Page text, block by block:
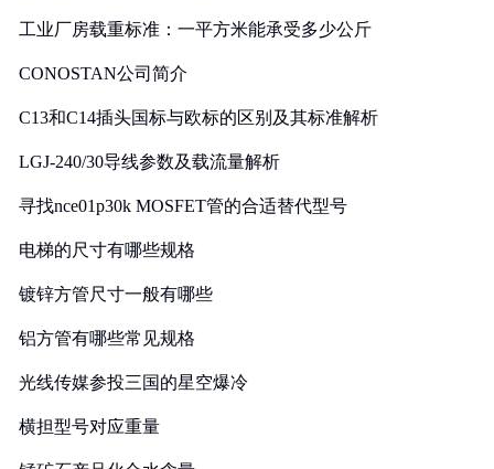
工业厂房载重标准：一平方米能承受多少公斤
CONOSTAN公司简介
C13和C14插头国标与欧标的区别及其标准解析
LGJ-240/30导线参数及载流量解析
寻找nce01p30k MOSFET管的合适替代型号
电梯的尺寸有哪些规格
镀锌方管尺寸一般有哪些
铝方管有哪些常见规格
光线传媒参投三国的星空爆冷
横担型号对应重量